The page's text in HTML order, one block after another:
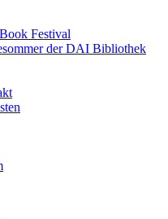
Festival
der DAI Bibliothek